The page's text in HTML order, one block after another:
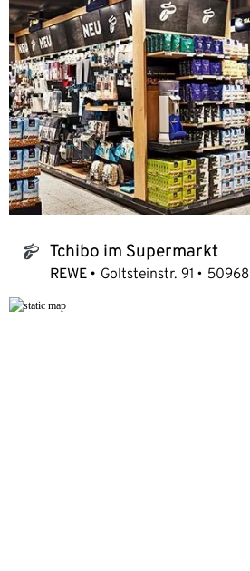
tchibo_logo Tchibo im Supermarkt
REWE Goltsteinstr. 91 50968